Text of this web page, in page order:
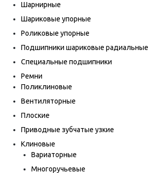
Шарнирные
Шариковые упорные
Роликовые упорные
Подшипники шариковые радиальные
Специальные подшипники
Ремни
Поликлиновые
Вентиляторные
Плоские
Приводные зубчатые узкие
Клиновые
Вариаторные
Многоручьевые